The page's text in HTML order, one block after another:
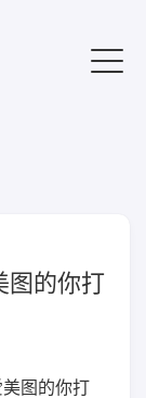
的你打
图的你打